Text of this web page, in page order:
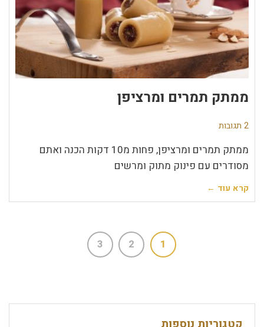
ממתק תמרים ומרציפן
2 תגובות
ממתק תמרים ומרציפן, פחות מ10 דקות הכנה ואתם
מסודרים עם פינוק מתוק ומרשים
קרא עוד ←
1
2
3